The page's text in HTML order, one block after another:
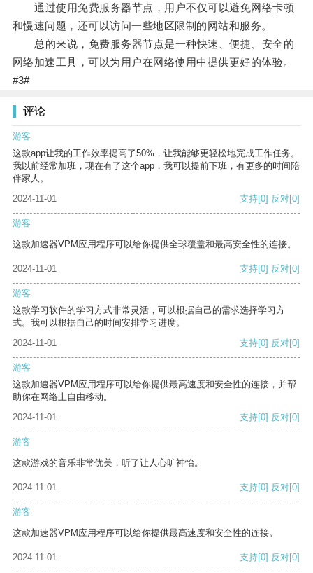
通过使用免费服务器节点，用户不仅可以避免网络卡顿
和慢速问题，还可以访问一些地区限制的网站和服务。
总的来说，免费服务器节点是一种快速、便捷、安全的
网络加速工具，可以为用户在网络使用中提供更好的体验。
#3#
评论
游客
这款app让我的工作效率提高了50%，让我能够更轻松地完成工作任务。
我以前经常加班，现在有了这个app，我可以提前下班，有更多的时间陪
伴家人。
2024-11-01
支持[0] 反对[0]
游客
这款加速器VPM应用程序可以给你提供全球覆盖和最高安全性的连接。
2024-11-01 支持[0] 反对[0]
游客
这款学习软件的学习方式非常灵活，可以根据自己的需求选择学习方
式。我可以根据自己的时间安排学习进度。
2024-11-01
支持[0] 反对[0]
游客
这款加速器VPM应用程序可以给你提供最高速度和安全性的连接，并帮
助你在网络上自由移动。
2024-11-01
支持[0] 反对[0]
游客
这款游戏的音乐非常优美，听了让人心旷神怡。
2024-11-01 支持[0] 反对[0]
游客
这款加速器VPM应用程序可以给你提供最高速度和安全性的连接。
2024-11-01 支持[0] 反对[0]